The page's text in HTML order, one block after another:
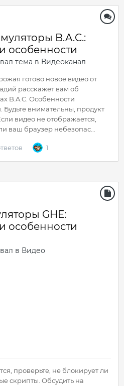
B.A.C.:
особенности
тема в Видеоканал
готово новое видео от
расскажет вам об
B.A.C. Особенности
внимательны, продукт
видео не отображается,
ваш браузер небезопас...
1
GHE:
особенности
в Видео
проверьте, не блокирует ли
скрипты. Обсудить на